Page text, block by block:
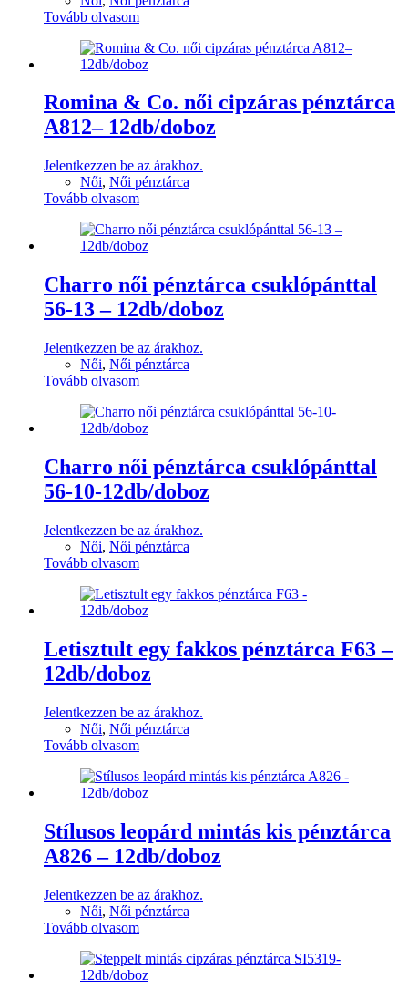
Tovább olvasom
Romina & Co. női cipzáras pénztárca
A812– 12db/doboz
Jelentkezzen be az árakhoz.
Női, Női pénztárca
Tovább olvasom
Charro női pénztárca csuklópánttal
56-13 – 12db/doboz
Jelentkezzen be az árakhoz.
Női, Női pénztárca
Tovább olvasom
Charro női pénztárca csuklópánttal
56-10-12db/doboz
Jelentkezzen be az árakhoz.
Női, Női pénztárca
Tovább olvasom
Letisztult egy fakkos pénztárca F63 –
12db/doboz
Jelentkezzen be az árakhoz.
Női, Női pénztárca
Tovább olvasom
Stílusos leopárd mintás kis pénztárca
A826 – 12db/doboz
Jelentkezzen be az árakhoz.
Női, Női pénztárca
Tovább olvasom